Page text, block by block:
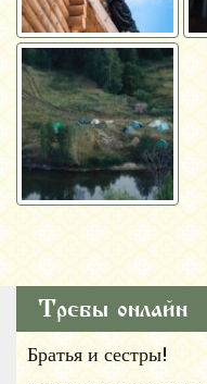
Требы онлайн
Братья и сестры!